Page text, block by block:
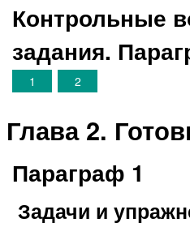
Контрольные
задания.
1 2
Глава 2.
Параграф 1
Задачи и